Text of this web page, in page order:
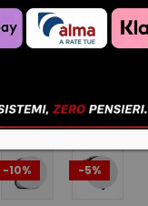
MATT
(ARANCIONE
OPACO)
€645,00
€599,00
-10% -5%